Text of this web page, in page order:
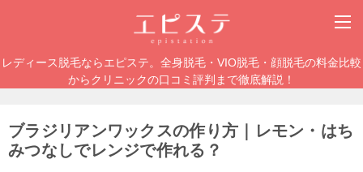
レディース脱毛ならエピステ。全身脱毛・VIO脱毛・顔脱毛の料金比較
からクリニックの口コミ評判まで徹底解説！
ブラジリアンワックスの作り方｜レモン・はち
みつなしでレンジで作れる？